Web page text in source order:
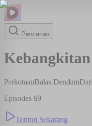
Pencarian
PerkotaanBalas Dendam
Episodes 69
Tonton Sekarang